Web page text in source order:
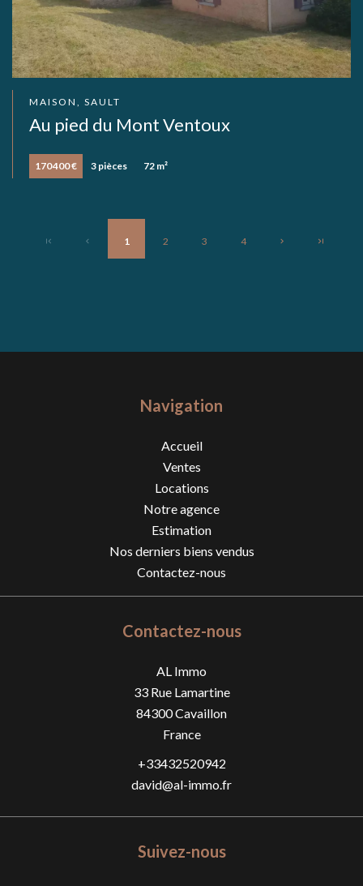
MAISON, SAULT
Au pied du Mont Ventoux
170 400 € 3 pièces 72 m²
1 2 3 4
Navigation
Accueil
Ventes
Locations
Notre agence
Estimation
Nos derniers biens vendus
Contactez-nous
Contactez-nous
AL Immo
33 Rue Lamartine
84300Cavaillon
France
+33432520942
david@al-immo.fr
Suivez-nous